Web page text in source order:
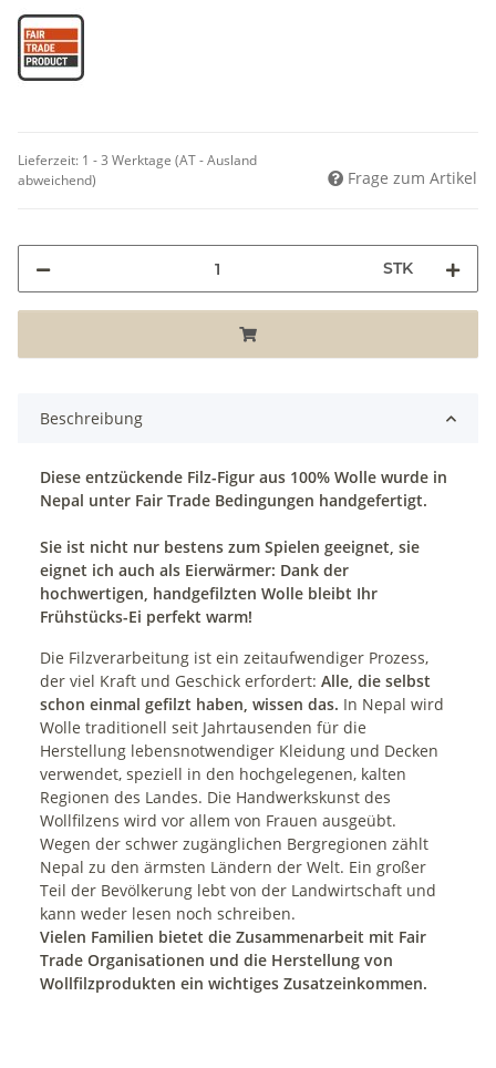
Lieferzeit: 1 - 3 Werktage (AT - Ausland
abweichend)
Frage zum Artikel
STK
Beschreibung
Diese entzückende Filz-Figur aus 100% Wolle wurde in
Nepal unter Fair Trade Bedingungen handgefertigt.
Sie ist nicht nur bestens zum Spielen geeignet, sie
eignet ich auch als Eierwärmer: Dank der
hochwertigen, handgefilzten Wolle bleibt Ihr
Frühstücks-Ei perfekt warm!
Die Filzverarbeitung ist ein zeitaufwendiger Prozess,
der viel Kraft und Geschick erfordert: Alle, die selbst
schon einmal gefilzt haben, wissen das. In Nepal wird
Wolle traditionell seit Jahrtausenden für die
Herstellung lebensnotwendiger Kleidung und Decken
verwendet, speziell in den hochgelegenen, kalten
Regionen des Landes. Die Handwerkskunst des
Wollfilzens wird vor allem von Frauen ausgeübt.
Wegen der schwer zugänglichen Bergregionen zählt
Nepal zu den ärmsten Ländern der Welt. Ein großer
Teil der Bevölkerung lebt von der Landwirtschaft und
kann weder lesen noch schreiben.
Vielen Familien bietet die Zusammenarbeit mit Fair
Trade Organisationen und die Herstellung von
Wollfilzprodukten ein wichtiges Zusatzeinkommen.